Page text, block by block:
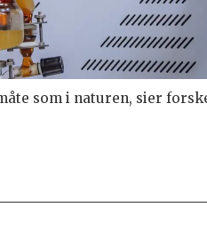
som i naturen, sier